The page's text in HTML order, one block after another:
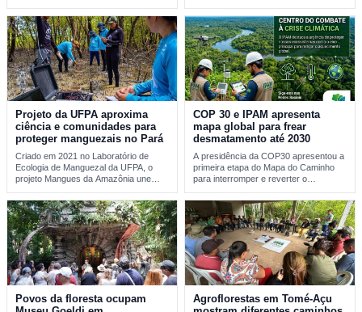
Projeto da UFPA aproxima
ciência e comunidades para
proteger manguezais no Pará
Criado em 2021 no Laboratório de
Ecologia de Manguezal da UFPA, o
projeto Mangues da Amazônia une
COP 30 e IPAM apresenta
mapa global para frear
desmatamento até 2030
A presidência da COP30 apresentou a
primeira etapa do Mapa do Caminho
para interromper e reverter o
Povos da floresta ocupam
Agroflorestas em Tomé-Açu